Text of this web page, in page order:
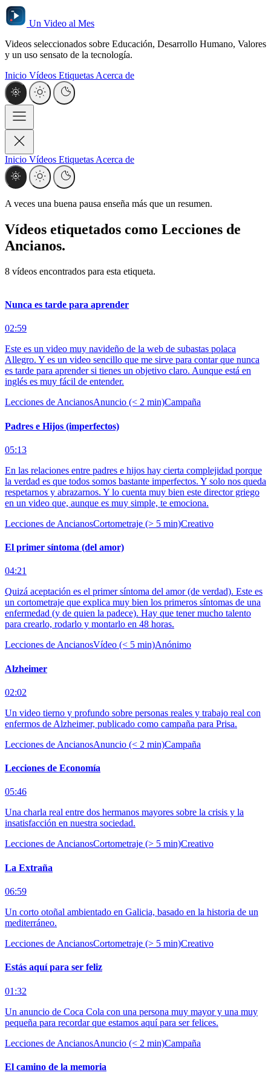
Un Video al Mes
Videos seleccionados sobre Educación, Desarrollo Humano, Valores
y un uso sensato de la tecnología.
Inicio Vídeos Etiquetas Acerca de
Inicio Vídeos Etiquetas Acerca de
A veces una buena pausa enseña más que un resumen.
Vídeos etiquetados como Lecciones de
Ancianos.
8 vídeos encontrados para esta etiqueta.
Nunca es tarde para aprender
02:59
Este es un video muy navideño de la web de subastas polaca
Allegro. Y es un video sencillo que me sirve para contar que nunca
es tarde para aprender si tienes un objetivo claro. Aunque está en
inglés es muy fácil de entender.
Lecciones de AncianosAnuncio (< 2 min)Campaña
Padres e Hijos (imperfectos)
05:13
En las relaciones entre padres e hijos hay cierta complejidad porque
la verdad es que todos somos bastante imperfectos. Y solo nos queda
respetarnos y abrazarnos. Y lo cuenta muy bien este director griego
en un video que, aunque es muy simple, te emociona.
Lecciones de AncianosCortometraje (> 5 min)Creativo
El primer síntoma (del amor)
04:21
Quizá aceptación es el primer síntoma del amor (de verdad). Este es
un cortometraje que explica muy bien los primeros síntomas de una
enfermedad (y de quien la padece). Hay que tener mucho talento
para crearlo, rodarlo y montarlo en 48 horas.
Lecciones de AncianosVídeo (< 5 min)Anónimo
Alzheimer
02:02
Un video tierno y profundo sobre personas reales y trabajo real con
enfermos de Alzheimer, publicado como campaña para Prisa.
Lecciones de AncianosAnuncio (< 2 min)Campaña
Lecciones de Economía
05:46
Una charla real entre dos hermanos mayores sobre la crisis y la
insatisfacción en nuestra sociedad.
Lecciones de AncianosCortometraje (> 5 min)Creativo
La Extraña
06:59
Un corto otoñal ambientado en Galicia, basado en la historia de un
mediterráneo.
Lecciones de AncianosCortometraje (> 5 min)Creativo
Estás aquí para ser feliz
01:32
Un anuncio de Coca Cola con una persona muy mayor y una muy
pequeña para recordar que estamos aquí para ser felices.
Lecciones de AncianosAnuncio (< 2 min)Campaña
El camino de la memoria